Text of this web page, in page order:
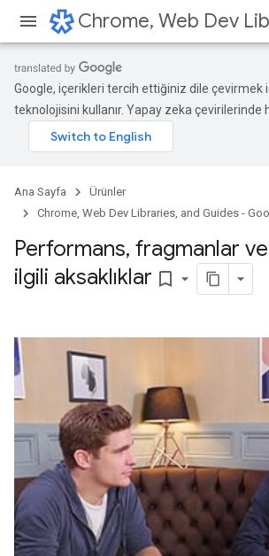
Google, içerikleri tercih ettiğiniz dile çevirmek
teknolojisini kullanır. Yapay zeka çevirilerinde
Ana Sayfa
Ürünler
Chrome, Web Dev Libraries, and Guides -
Performans, fragmanlar
ilgili aksaklıklar bookmark_border